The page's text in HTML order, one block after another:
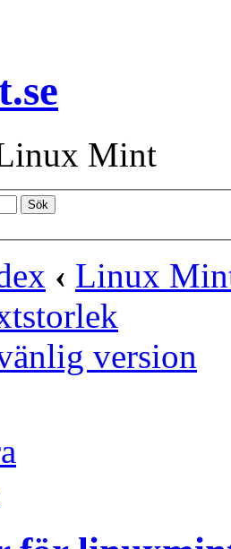
Mint
‹ Linux
version